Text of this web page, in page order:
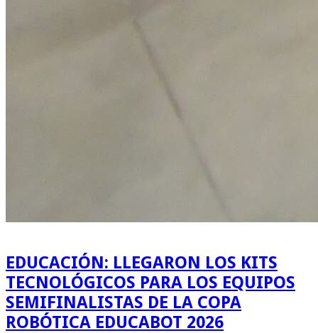
EDUCACIÓN: LLEGARON LOS KITS
TECNOLÓGICOS PARA LOS EQUIPOS
SEMIFINALISTAS DE LA COPA
ROBÓTICA EDUCABOT 2026